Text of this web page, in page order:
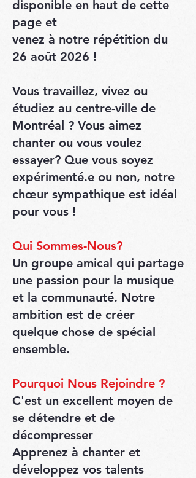
disponible en haut de cette
page et
venez à notre répétition du
26 août 2026 !
Vous travaillez, vivez ou
étudiez au centre-ville de
Montréal ? Vous aimez
chanter ou vous voulez
essayer? Que vous soyez
expérimenté.e ou non, notre
chœur sympathique est idéal
pour vous !
Qui Sommes-Nous?
Un groupe amical qui partage
une passion pour la musique
et la communauté. Notre
ambition est de créer
quelque chose de spécial
ensemble.
Pourquoi Nous Rejoindre ?
C'est un excellent moyen de
se détendre et de
décompresser
Apprenez à chanter et
développez vos talents